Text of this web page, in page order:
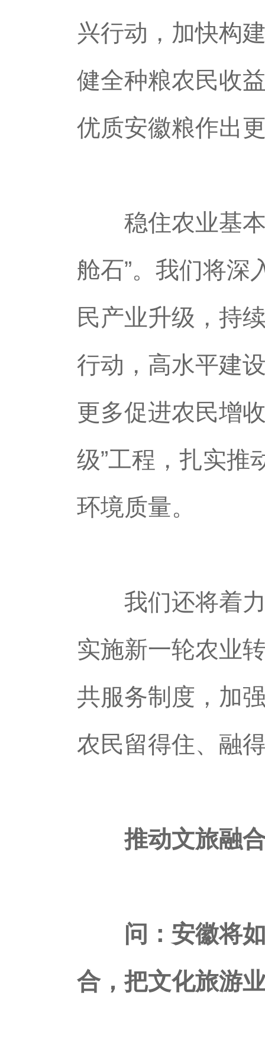
兴行动，加快构
健全种粮农民收
优质安徽粮作出
稳住农业基本
舱石”。我们将深
民产业升级，持
行动，高水平建
更多促进农民增
级”工程，扎实推
环境质量。
我们还将着力
实施新一轮农业
共服务制度，加
农民留得住、融
推动文旅融
问：安徽将如
合，把文化旅游